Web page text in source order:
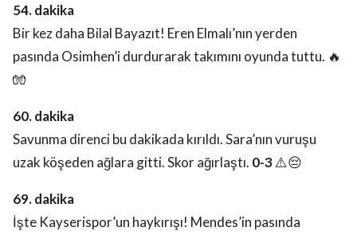
54. dakika
Bir kez daha Bilal Bayazıt! Eren Elmalı’nın yerden
pasında Osimhen’i durdurarak takımını oyunda tuttu. 🔥
🧤
60. dakika
Savunma direnci bu dakikada kırıldı. Sara’nın vuruşu
uzak köşeden ağlara gitti. Skor ağırlaştı. 0-3⚠️😔
69. dakika
İşte Kayserispor’un haykırışı! Mendes’in pasında